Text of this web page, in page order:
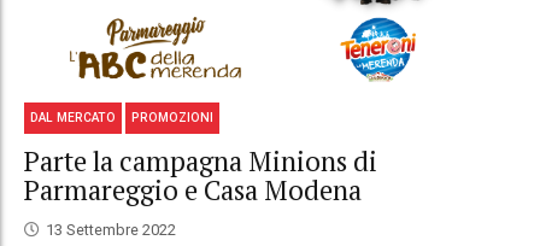
DAL MERCATO PROMOZIONI
Parte la campagna Minions di
Parmareggio e Casa Modena
13 Settembre 2022